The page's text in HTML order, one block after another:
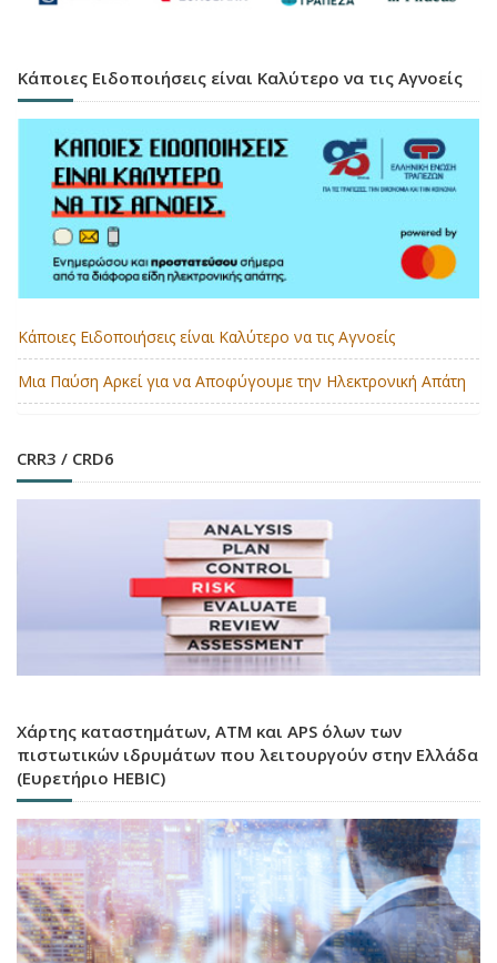
Κάποιες Ειδοποιήσεις είναι Καλύτερο να τις Αγνοείς
Κάποιες Ειδοποιήσεις είναι Καλύτερο να τις Αγνοείς
Μια Παύση Αρκεί για να Αποφύγουμε την Ηλεκτρονική Απάτη
CRR3 / CRD6
Χάρτης καταστημάτων, ATM και APS όλων των
πιστωτικών ιδρυμάτων που λειτουργούν στην Ελλάδα
(Ευρετήριο HEBIC)